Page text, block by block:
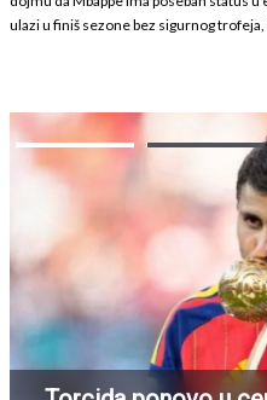
ulazi u finiš sezone bez sigurnog